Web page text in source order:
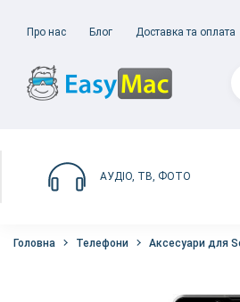
Про нас Блог Доставка та оплата
АУДІО, ТВ, ФОТО
Головна Телефони Аксесуари для